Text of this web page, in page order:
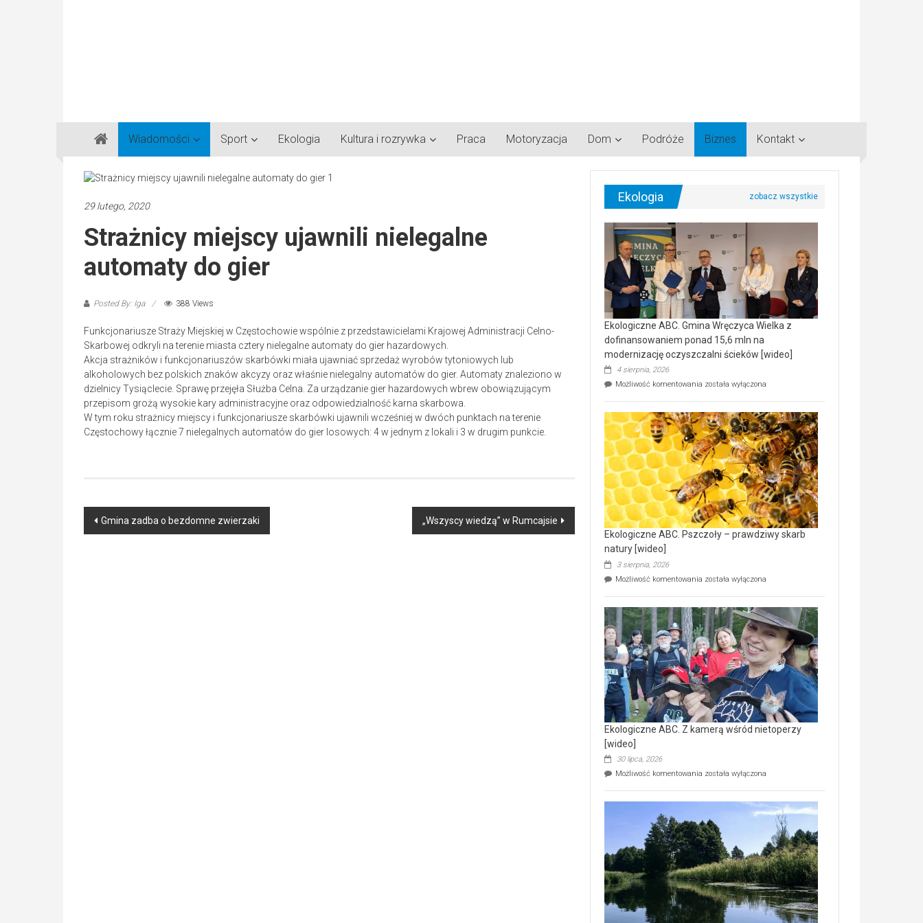
Gazeta
Regionalna
Częstochowa,
Lubliniec,
Wiadomości Sport Ekologia Kultura i rozrywka Praca Motoryzacja Dom Podróże Biznes Kontakt
29 lutego, 2020
Strażnicy miejscy ujawnili nielegalne
automaty do gier
Posted By: Iga 388 Views
Funkcjonariusze Straży Miejskiej w Częstochowie wspólnie z przedstawicielami Krajowej Administracji Celno-
Skarbowej odkryli na terenie miasta cztery nielegalne automaty do gier hazardowych.
Akcja strażników i funkcjonariuszów skarbówki miała ujawniać sprzedaż wyrobów tytoniowych lub
alkoholowych bez polskich znaków akcyzy oraz właśnie nielegalny automatów do gier. Automaty znaleziono w
dzielnicy Tysiąclecie. Sprawę przejęła Służba Celna. Za urządzanie gier hazardowych wbrew obowiązującym
przepisom grożą wysokie kary administracyjne oraz odpowiedzialność karna skarbowa.
W tym roku strażnicy miejscy i funkcjonariusze skarbówki ujawnili wcześniej w dwóch punktach na terenie
Częstochowy łącznie 7 nielegalnych automatów do gier losowych: 4 w jednym z lokali i 3 w drugim punkcie.
Post
Gmina zadba o bezdomne zwierzaki „Wszyscy wiedzą” w Rumcajsie
Ekologia
Ekologiczne ABC. Gmina Wręczyca Wielka z
dofinansowaniem ponad 15,6 mln na
modernizację oczyszczalni ścieków [wideo]
4 sierpnia, 2026
Możliwość komentowania Ekologiczne
Wręczyca
Wielka
z
dofinansowaniem
ponad
15,6
mln
na
modernizację
oczyszczalni
ścieków
[wideo]
została wyłączona
Ekologiczne ABC. Pszczoły – prawdziwy skarb
natury [wideo]
3 sierpnia, 2026
Możliwość komentowania Ekologiczne
–
prawdziwy
skarb
natury
[wideo]
została wyłączona
Ekologiczne ABC. Z kamerą wśród nietoperzy
[wideo]
30 lipca, 2026
Możliwość komentowania Ekologiczne
wśród
nietoperzy
[wideo]
została wyłączona